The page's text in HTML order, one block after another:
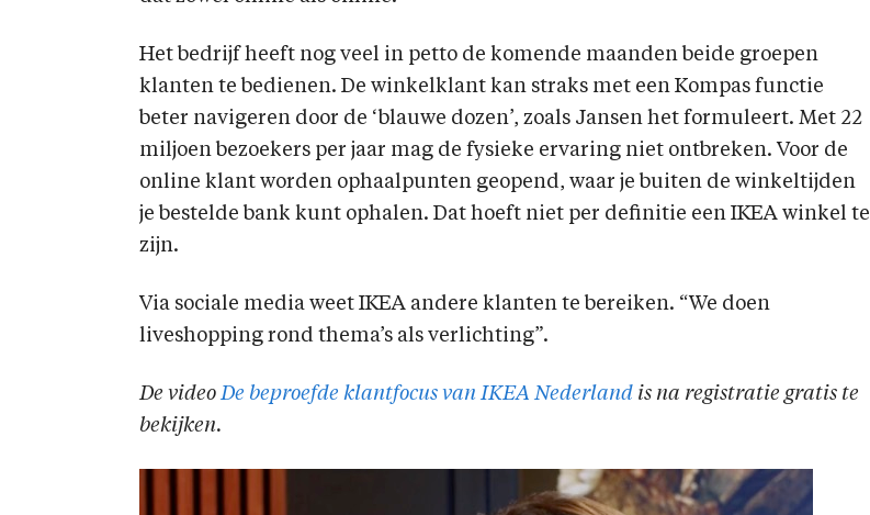
Het bedrijf heeft nog veel in petto de komende maanden beide groepen
klanten te bedienen. De winkelklant kan straks met een Kompas functie
beter navigeren door de ‘blauwe dozen’, zoals Jansen het formuleert. Met 22
miljoen bezoekers per jaar mag de fysieke ervaring niet ontbreken. Voor de
online klant worden ophaalpunten geopend, waar je buiten de winkeltijden
je bestelde bank kunt ophalen. Dat hoeft niet per definitie een IKEA winkel te
zijn.
Via sociale media weet IKEA andere klanten te bereiken. “We doen
liveshopping rond thema’s als verlichting”.
De video De beproefde klantfocus van IKEA Nederland is na registratie gratis te
bekijken.